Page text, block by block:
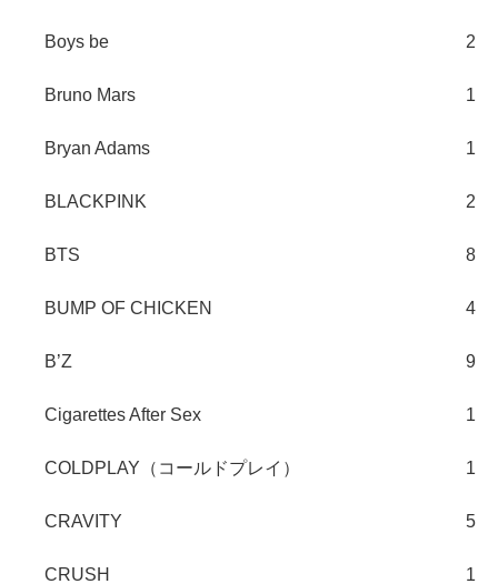
Boys be 2
Bruno Mars 1
Bryan Adams 1
BLACKPINK 2
BTS 8
BUMP OF CHICKEN 4
B’Z 9
Cigarettes After Sex 1
COLDPLAY（コールドプレイ） 1
CRAVITY 5
CRUSH 1